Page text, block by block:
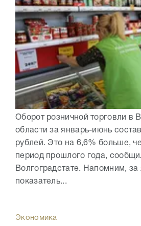
Оборот розничной торговли в
области за январь-июнь
рублей. Это на 6,6% больше,
период прошлого года,
Волгоградстате. Напомним, за
показатель...
Экономика